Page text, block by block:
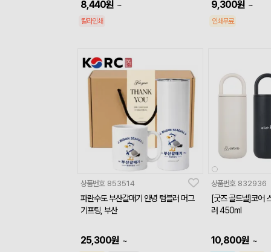
8,440원 ~
칼라인쇄
9,300원 ~
인쇄무료
상품번호 853514
파란수도 부산갈매기 안녕 텀블러 머그
기프팅, 부산
25,300원 ~
상품번호 832936
[굿즈 골드넬]코어
러 450ml
10,800원 ~